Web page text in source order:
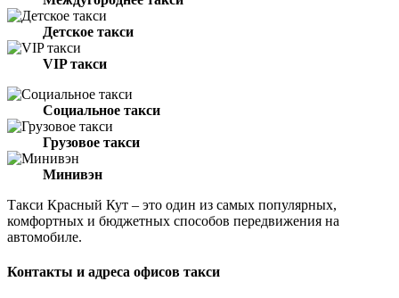
Детское такси
VIP такси
Социальное такси
Грузовое такси
Минивэн
Такси Красный Кут – это один из самых популярных,
комфортных и бюджетных способов передвижения на
автомобиле.
Контакты и адреса офисов такси